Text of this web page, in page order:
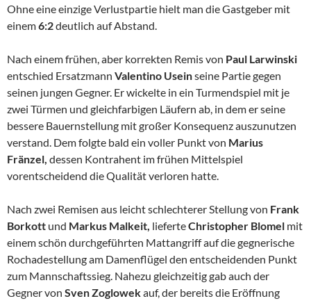
Ohne eine einzige Verlustpartie hielt man die Gastgeber mit
einem6:2deutlich auf Abstand.
Nach einem frühen, aber korrekten Remis von Paul Larwinski
entschied Ersatzmann Valentino Useinseine Partie gegen
seinen jungen Gegner. Er wickelte in ein Turmendspiel mit je
zwei Türmen und gleichfarbigen Läufern ab, in dem er seine
bessere Bauernstellung mit großer Konsequenz auszunutzen
verstand. Dem folgte bald ein voller Punkt von Marius
Fränzel, dessen Kontrahent im frühen Mittelspiel
vorentscheidend die Qualität verloren hatte.
Nach zwei Remisen aus leicht schlechterer Stellung von Frank
Borkott und Markus Malkeit, lieferteChristopher Blomel mit
einem schön durchgeführten Mattangriff auf die gegnerische
Rochadestellung am Damenflügel den entscheidenden Punkt
zum Mannschaftssieg. Nahezu gleichzeitig gab auch der
Gegner von Sven Zoglowekauf, der bereits die Eröffnung